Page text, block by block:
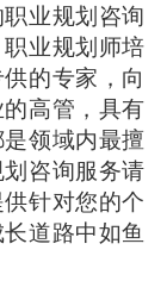
业规划咨询
业规划师培
的专家，向
高管，具有
领域内最擅
咨询服务请
针对您的个
道路中如鱼